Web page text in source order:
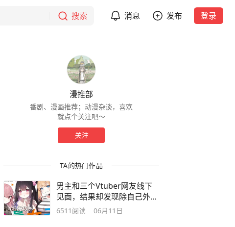
搜索 消息 发布 登录
漫推部
番剧、漫画推荐；动漫杂谈，喜欢
就点个关注吧～
关注
TA的热门作品
男主和三个Vtuber网友线下
见面，结果却发现除自己外全
都是美少女
6511 阅读 06月11日